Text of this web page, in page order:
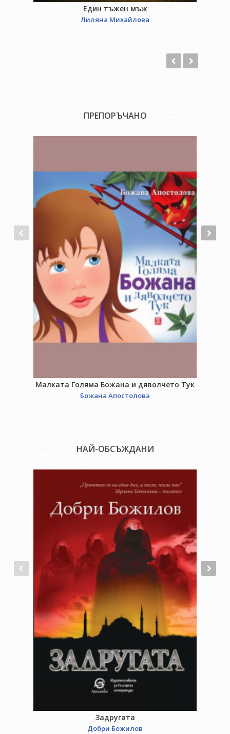
Един тъжен мъж
Лиляна Михайлова
ПРЕПОРЪЧАНО
Малката Голяма Божана и дяволчето Тук
Божана Апостолова
НАЙ-ОБСЪЖДАНИ
Задругата
Добри Божилов